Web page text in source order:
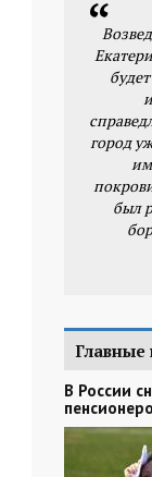
город
был
Главные
В России